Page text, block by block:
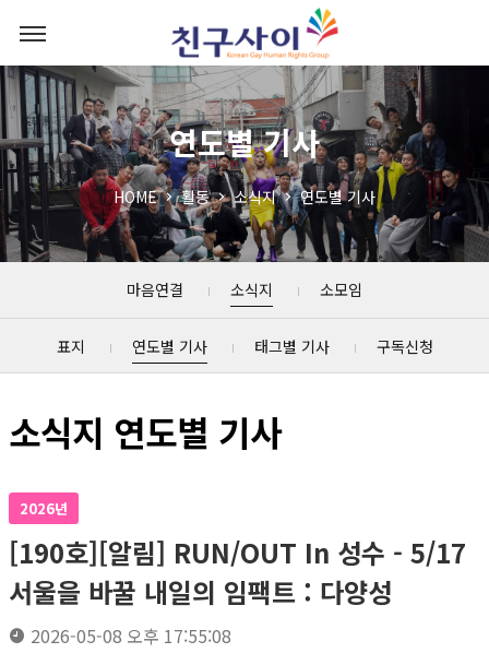
연도별 기사
HOME 활동 소식지 연도별 기사
마음연결 소식지 소모임
표지 연도별 기사 태그별 기사 구독신청
소식지 연도별 기사
2026년
[190호][알림] RUN/OUT In 성수 - 5/17
서울을 바꿀 내일의 임팩트 : 다양성
2026-05-08 오후 17:55:08